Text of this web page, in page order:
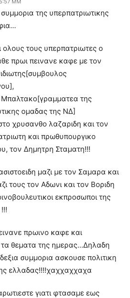
ΜΜ
της υπερπατριωτικης
ολους τους υπερπατριωτες ο
πρωι πεινανε καφε με τον
της
ομαδας της ΝΔ]
χρυσανθο λαζαριδη και τον
και πρωθυπουργικο
τον Δημητρη Σταματη!!!
μαζι με τον Σαμαρα και
τους τον Αδωνι και τον Βοριδη
εκπροσωποι της
πρωινο καφε και
θεματα της ημερας…Δηλαδη
συμμορια ασκουσε πολιτικη
ελλαδας!!!!χαχχαχχαχα
γιατι φτασαμε εως